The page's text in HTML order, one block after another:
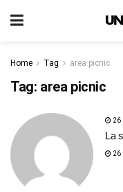
Home Tag area picnic
Tag: area picnic
26
La
26